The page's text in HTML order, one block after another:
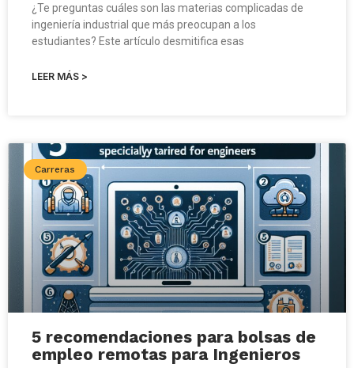
¿Te preguntas cuáles son las materias complicadas de
ingeniería industrial que más preocupan a los
estudiantes? Este artículo desmitifica esas
LEER MÁS >
Carreras
5 recomendaciones para bolsas de
empleo remotas para Ingenieros